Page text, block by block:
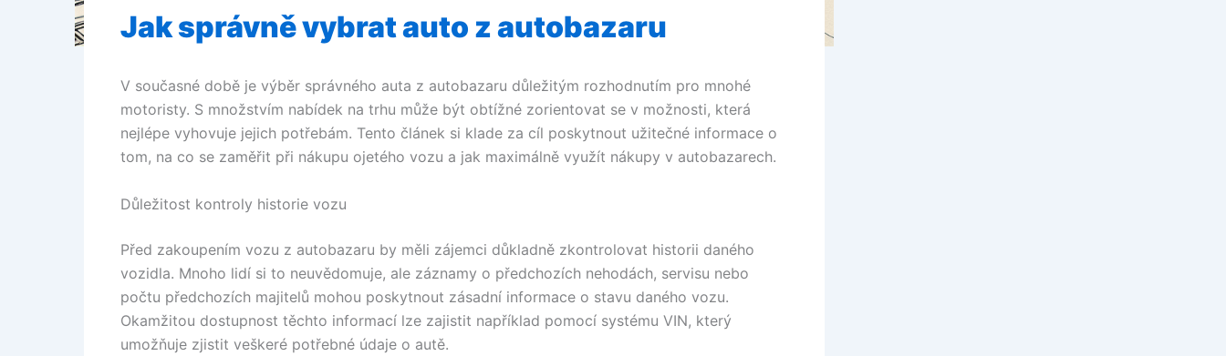
Jak správně vybrat auto z autobazaru
V současné době je výběr správného auta z autobazaru důležitým rozhodnutím pro mnohé
motoristy. S množstvím nabídek na trhu může být obtížné zorientovat se v možnosti, která
nejlépe vyhovuje jejich potřebám. Tento článek si klade za cíl poskytnout užitečné informace o
tom, na co se zaměřit při nákupu ojetého vozu a jak maximálně využít nákupy v autobazarech.
Důležitost kontroly historie vozu
Před zakoupením vozu z autobazaru by měli zájemci důkladně zkontrolovat historii daného
vozidla. Mnoho lidí si to neuvědomuje, ale záznamy o předchozích nehodách, servisu nebo
počtu předchozích majitelů mohou poskytnout zásadní informace o stavu daného vozu.
Okamžitou dostupnost těchto informací lze zajistit například pomocí systému VIN, který
umožňuje zjistit veškeré potřebné údaje o autě.